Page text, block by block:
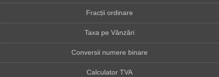
Fracții ordinare
Taxa pe Vânzări
Conversii numere binare
Calculator TVA